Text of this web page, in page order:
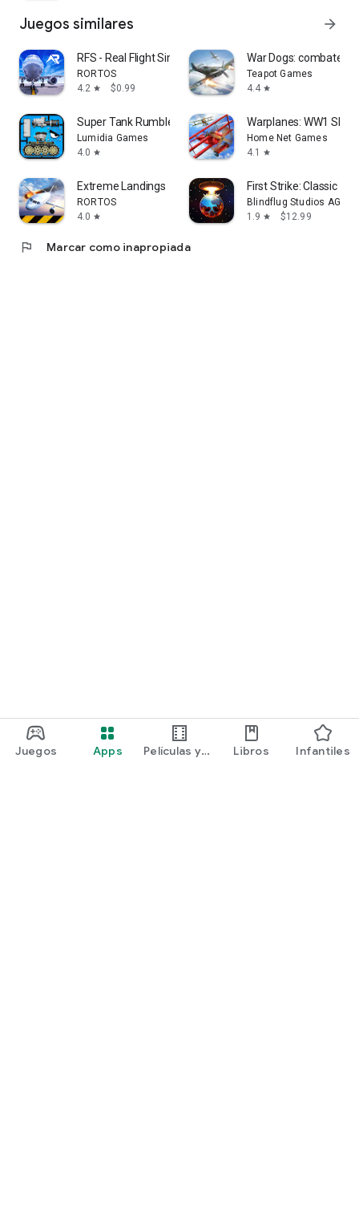
Juegos Apps
Películas y
Libros Infantiles
Juegos similares arrow_forward
RFS - Real Flight Simulator
RORTOS
4.2 star $0.99
War Dogs: combate
Teapot Games
4.4 star
Super Tank Rumble
Lumidia Games
4.0 star
Warplanes: WW1 Sky
Home Net Games
4.1
star
Extreme Landings
RORTOS
4.0 star
First Strike: Classic
Blindflug Studios AG
1.9 star $12.99
flag Marcar como inapropiada